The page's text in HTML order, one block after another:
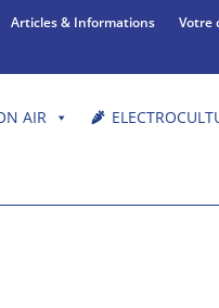
Articles & Informations Votre
AIR